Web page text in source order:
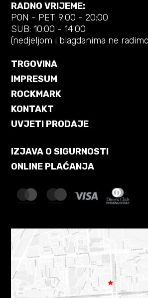
RADNO VRIJEME:
PON - PET: 9:00 - 20:00
SUB: 10:00 - 14:00
(nedjeljom i blagdanima ne
TRGOVINA
IMPRESUM
ROCKMARK
KONTAKT
UVJETI PRODAJE
IZJAVA O SIGURNOSTI
ONLINE PLAĆANJA